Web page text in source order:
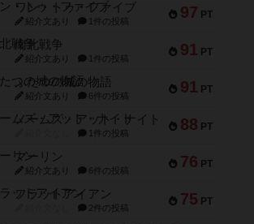
97 PT
ワン・トゥ・ファイブ
紹介文あり 1件の投稿
91 PT
南北戦争
紹介文あり 1件の投稿
91 PT
ふたつの城の物語
紹介文あり 6件の投稿
88 PT
ノームズ・アット・ナイト
1件の投稿
76 PT
マーリン
紹介文あり 6件の投稿
75 PT
フラットアイアン
2件の投稿